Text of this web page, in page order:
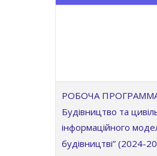
РОБОЧА ПРОГРАММА
Будівництво та
інформаційного
будівництві” (2024-